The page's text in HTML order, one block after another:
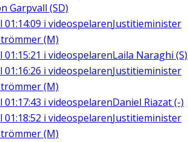
Garpvall (SD)
01:14:09 i videospelarenJustitieminister
(M)
01:15:21 i videospelarenLaila Naraghi (S)
01:16:26 i videospelarenJustitieminister
(M)
01:17:43 i videospelarenDaniel Riazat (-)
01:18:52 i videospelarenJustitieminister
(M)